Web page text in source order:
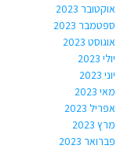
אוקטובר 2023
ספטמבר 2023
אוגוסט 2023
יולי 2023
יוני 2023
מאי 2023
אפריל 2023
מרץ 2023
פברואר 2023